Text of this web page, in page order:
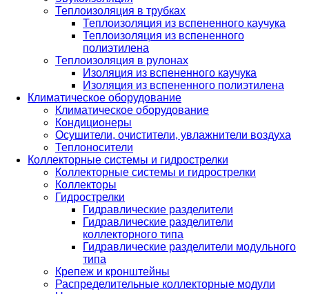
Теплоизоляция в трубках
Теплоизоляция из вспененного каучука
Теплоизоляция из вспененного
полиэтилена
Теплоизоляция в рулонах
Изоляция из вспененного каучука
Изоляция из вспененного полиэтилена
Климатическое оборудование
Климатическое оборудование
Кондиционеры
Осушители, очистители, увлажнители воздуха
Теплоносители
Коллекторные системы и гидрострелки
Коллекторные системы и гидрострелки
Коллекторы
Гидрострелки
Гидравлические разделители
Гидравлические разделители
коллекторного типа
Гидравлические разделители модульного
типа
Крепеж и кронштейны
Распределительные коллекторные модули